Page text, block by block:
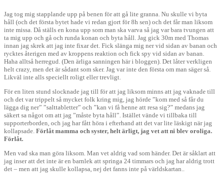
Jag tog mig stapplande upp på benen för att gå lite granna. Nu skulle vi byta
håll (och det första bytet hade vi redan gjort för 8h sen) och det får man liksom
inte missa. Då ställs en kona upp som man ska varva så jag var bara tvungen att
ta mig upp och gå och runda konan och byta håll. Jag gick 30m med Thomas
innan jag skrek att jag inte fixar det. Fick slänga mig ner vid sidan av banan och
rycktes återigen med av kroppens reaktion och fick spy vid sidan av banan.
Haha alltså herregud. (Den ärliga sanningen här i bloggen). Det låter verkligen
helt crazy, men det är sådant som sker. Jag var inte den första om man säger så.
Likväl inte alls speciellt roligt eller trevligt.
För en liten stund slocknade jag till för att jag liksom minns att jag vaknade till
och det var trippelt så mycket folk kring mig, jag hörde ”kom med så får du
lägga dig ner” ”salttabletter” och ”kan vi få henne att resa sig?” medans jag
säkert sa något om att jag ”måste byta håll”. Istället vände vi tillbaka till
supporterborden, och jag har fått höra i efterhand att det var lite läskigt när jag
kollapsade. Förlåt mamma och syster, helt ärligt, jag vet att ni blev oroliga.
Förlåt.
Men vad ska man göra liksom. Man vet aldrig vad som händer. Det är såklart att
jag inser att det inte är en barnlek att springa 24 timmars och jag har aldrig trott
det – men att jag skulle kollapsa, nej det fanns inte på världskartan..